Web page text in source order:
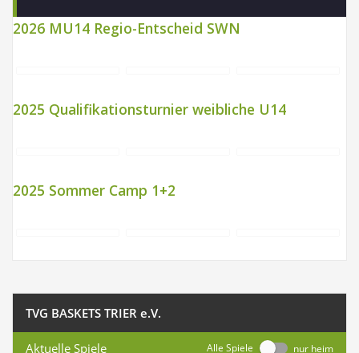
2026 MU14 Regio-Entscheid SWN
2025 Qualifikationsturnier weibliche U14
2025 Sommer Camp 1+2